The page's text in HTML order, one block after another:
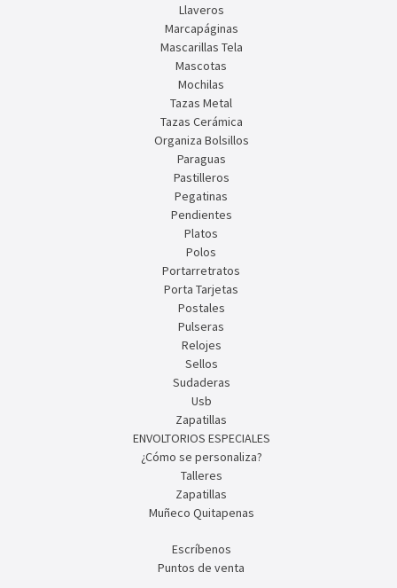
Llaveros
Marcapáginas
Mascarillas Tela
Mascotas
Mochilas
Tazas Metal
Tazas Cerámica
Organiza Bolsillos
Paraguas
Pastilleros
Pegatinas
Pendientes
Platos
Polos
Portarretratos
Porta Tarjetas
Postales
Pulseras
Relojes
Sellos
Sudaderas
Usb
Zapatillas
ENVOLTORIOS ESPECIALES
¿Cómo se personaliza?
Talleres
Zapatillas
Muñeco Quitapenas
Escríbenos
Puntos de venta